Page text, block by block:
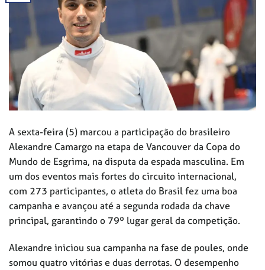
A sexta-feira (5) marcou a participação do brasileiro
Alexandre Camargo na etapa de Vancouver da Copa do
Mundo de Esgrima, na disputa da espada masculina. Em
um dos eventos mais fortes do circuito internacional,
com 273 participantes, o atleta do Brasil fez uma boa
campanha e avançou até a segunda rodada da chave
principal, garantindo o 79º lugar geral da competição.
Alexandre iniciou sua campanha na fase de poules, onde
somou quatro vitórias e duas derrotas. O desempenho